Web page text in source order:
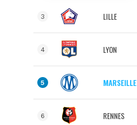
3 LILLE
4 LYON
5 MARSEILLE
6 RENNES